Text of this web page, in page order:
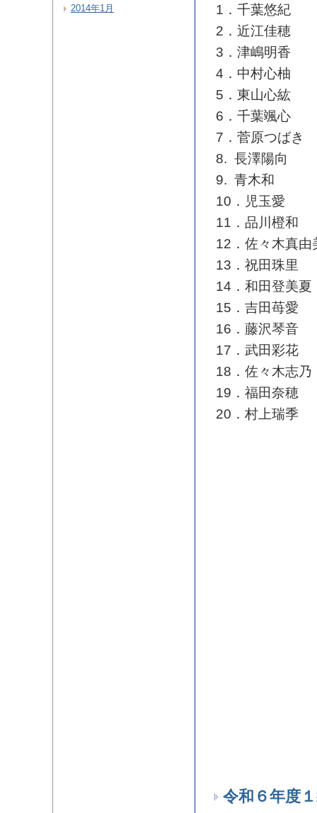
1．千葉悠紀
2．近江佳穂
3．津嶋明香
4．中村心柚
5．東山心紘
6．千葉颯心
7．菅原つばき
8. 長澤陽向
9. 青木和
10．児玉愛
11．品川橙和
12．佐々木真由
13．祝田珠里
14．和田登美夏
15．吉田苺愛
16．藤沢琴音
17．武田彩花
18．佐々木志乃
19．福田奈穂
20．村上瑞季
令和６年度
2014年1月